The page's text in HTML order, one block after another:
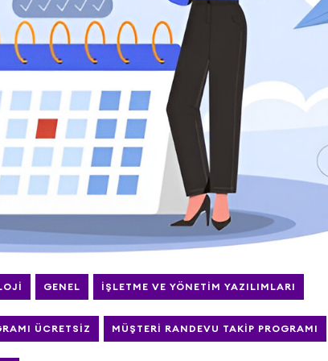
GENEL İŞLETME VE YÖNETIM YAZILIMLARI
ÜCRETSIZ MÜŞTERI RANDEVU TAKIP PROGRAMI